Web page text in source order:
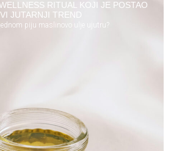
RITUAL KOJI JE POSTAO
JUTARNJI TREND
piju maslinovo ulje ujutru?